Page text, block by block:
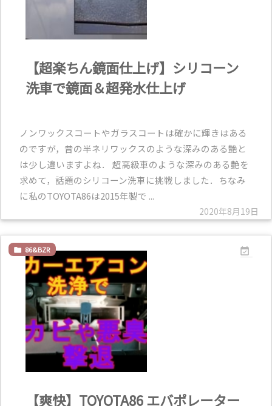
2020年8月19日
【超楽ちん鏡面仕上げ】シリコーン
洗車で鏡面＆超発水仕上げ
ノンワックスコートやガラスコートは確かに輝きはある
のですが，昔の半ネリワックスのような深みのある艶と
は少し違いますよね． 超高級車のような深みのある艶を
求めて，話題のシリコーン洗車に挑戦しました．ちなみ
に私のTOYOTA86は2015年製で ...

 86&BZR
【爽快】TOYOTA86 エバポレーター